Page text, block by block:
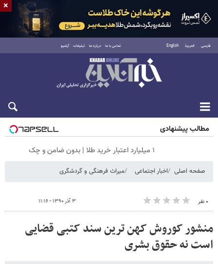
فارسی العربية English تماس با ما درباره ما تبلیغات آرشیو
جمعه ۱۶ مرداد ۱۴۰۵
مطالب پیشنهادی
۱ میلیارد اعتبار خرید طلا | بدون ضامن و چک
صفحه اصلی اخبار اجتماعی میراث فرهنگی و گردشگری
۰ نفر ۳ آذر ۱۳۹۰ - ۱۱:۱۶
منشور کوروش کهن ترین سند کتبی قضایی
است نه حقوق بشری
×